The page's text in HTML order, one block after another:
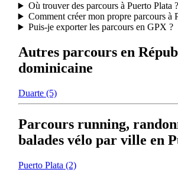
Où trouver des parcours à Puerto Plata ?
Comment créer mon propre parcours à
Puis-je exporter les parcours en GPX ?
Autres parcours en
dominicaine
Duarte (5)
Parcours running,
balades vélo par ville en
Puerto Plata (2)